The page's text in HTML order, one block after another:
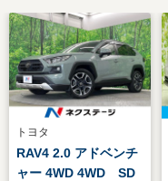
トヨタ
RAV4 2.0 アドベンチ
ャー 4WD 4WD SD